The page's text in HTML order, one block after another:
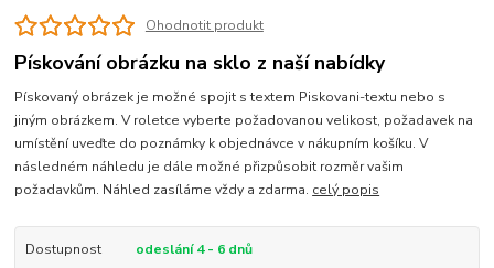
Ohodnotit produkt
Pískování obrázku na sklo z naší nabídky
Pískovaný obrázek je možné spojit s textem Piskovani-textu nebo s
jiným obrázkem. V roletce vyberte požadovanou velikost, požadavek na
umístění uveďte do poznámky k objednávce v nákupním košíku. V
následném náhledu je dále možné přizpůsobit rozměr vašim
požadavkům. Náhled zasíláme vždy a zdarma. celý popis
Dostupnost
odeslání 4 - 6 dnů